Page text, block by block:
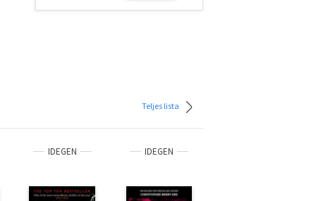
Teljes lista
IDEGEN IDEGEN